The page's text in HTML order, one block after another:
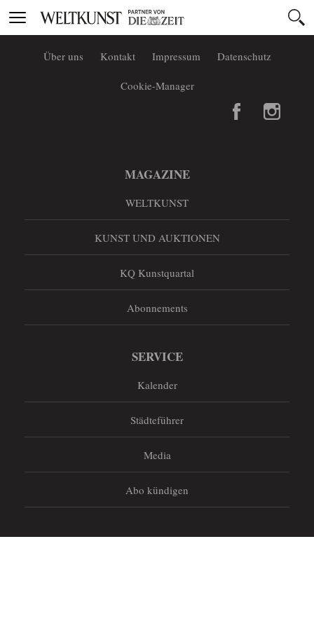
Toggle
navigation
Über uns Kontakt Impressum Datenschutz
Cookie-Manager
MAGAZINE
WELTKUNST
KUNST UND AUKTIONEN
KQ Kunstquartal
Abonnements
SERVICE
Kalender
Städteführer
Media
Abo kündigen